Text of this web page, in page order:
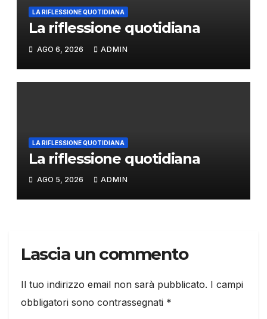
LA RIFLESSIONE QUOTIDIANA
La riflessione quotidiana
AGO 6, 2026 ADMIN
LA RIFLESSIONE QUOTIDIANA
La riflessione quotidiana
AGO 5, 2026 ADMIN
Lascia un commento
Il tuo indirizzo email non sarà pubblicato. I campi
obbligatori sono contrassegnati *